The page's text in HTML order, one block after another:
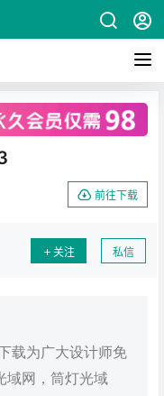
前往下载
关注 私信
载为广大设计师免
域网，筒灯光域